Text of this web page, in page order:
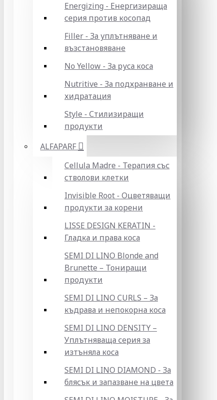
Energizing - Енергизираща
серия против косопад
Filler - За уплътняване и
възстановяване
No Yellow - За руса коса
Nutritive - За подхранване и
хидратация
Style - Стилизиращи
продукти
ALFAPARF
Cellula Madre - Терапия със
стволови клетки
Invisible Root - Оцветяващи
продукти за корени
LISSE DESIGN KERATIN -
Гладка и права коса
SEMI DI LINO Blonde and
Brunette – Тониращи
продукти
SEMI DI LINO CURLS – За
къдрава и непокорна коса
SEMI DI LINO DENSITY –
Уплътняваща серия за
изтъняла коса
SEMI DI LINO DIAMOND - За
блясък и запазване на цвета